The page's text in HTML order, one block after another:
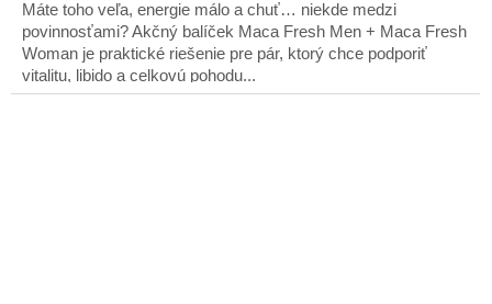
5
hviezdičiek.
Máte toho veľa, energie málo a chuť… niekde medzi
povinnosťami? Akčný balíček Maca Fresh Men + Maca Fresh
Woman je praktické riešenie pre pár, ktorý chce podporiť
vitalitu, libido a celkovú pohodu...